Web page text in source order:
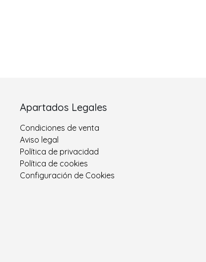
Apartados Legales
Condiciones de venta
Aviso legal
Política de privacidad
Política de cookies
Configuración de Cookies